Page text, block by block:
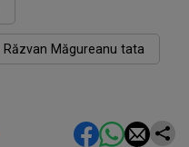
Răzvan Măgureanu tata